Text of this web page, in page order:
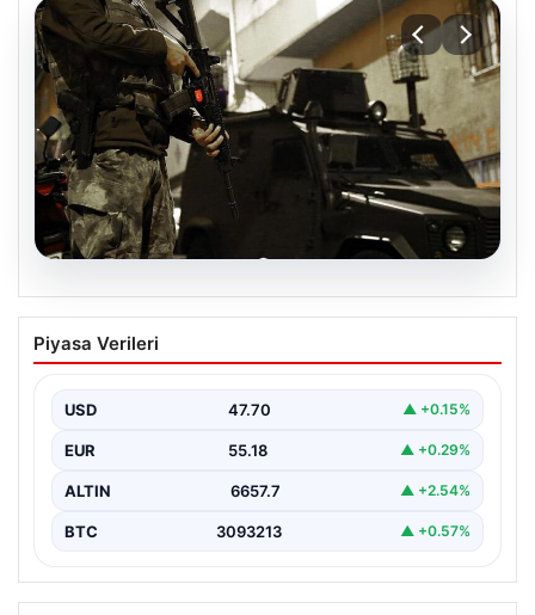
DAEŞ’e 30 İlde Geniş Kapsamlı
Operasyon: 104 Şüpheli Gözaltında
bir operasyon gerçekleştirildi. Jandarma Genel
Komutanlığı Terörle…
Piyasa Verileri
USD 47.70 ▲ +0.15%
EUR 55.18 ▲ +0.29%
ALTIN 6657.7 ▲ +2.54%
BTC 3093213 ▲ +0.57%